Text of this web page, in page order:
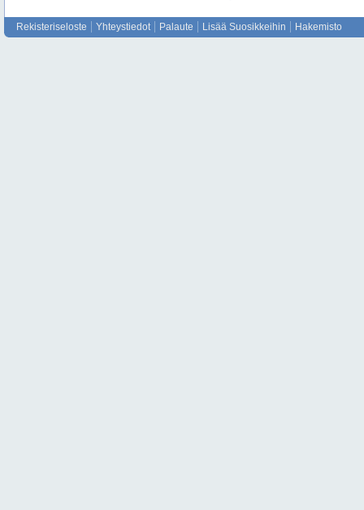
Rekisteriseloste Yhteystiedot Palaute Lisää Suosikkeihin Hakemisto